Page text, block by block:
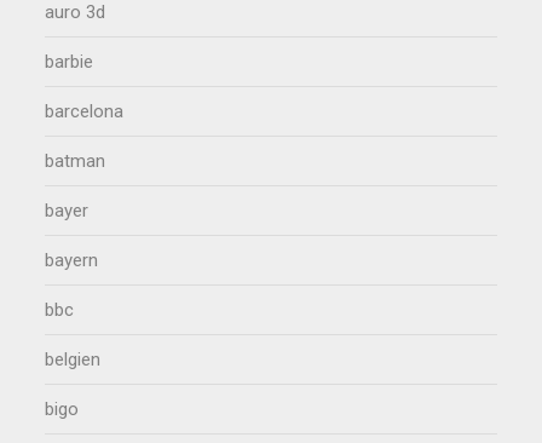
auro 3d
barbie
barcelona
batman
bayer
bayern
bbc
belgien
bigo